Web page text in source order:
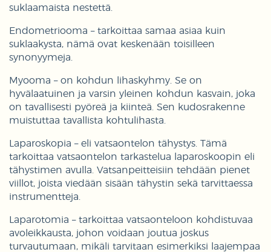
suklaamaista nestettä.
Endometriooma – tarkoittaa samaa asiaa kuin
suklaakysta, nämä ovat keskenään toisilleen
synonyymeja.
Myooma – on kohdun lihaskyhmy. Se on
hyvälaatuinen ja varsin yleinen kohdun kasvain, joka
on tavallisesti pyöreä ja kiinteä. Sen kudosrakenne
muistuttaa tavallista kohtulihasta.
Laparoskopia – eli vatsaontelon tähystys. Tämä
tarkoittaa vatsaontelon tarkastelua laparoskoopin eli
tähystimen avulla. Vatsanpeitteisiin tehdään pienet
viillot, joista viedään sisään tähystin sekä tarvittaessa
instrumentteja.
Laparotomia – tarkoittaa vatsaonteloon kohdistuvaa
avoleikkausta, johon voidaan joutua joskus
turvautumaan, mikäli tarvitaan esimerkiksi laajempaa